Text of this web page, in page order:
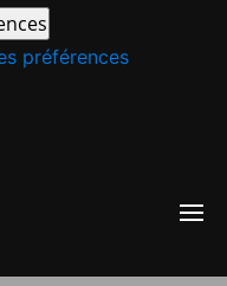
préférences